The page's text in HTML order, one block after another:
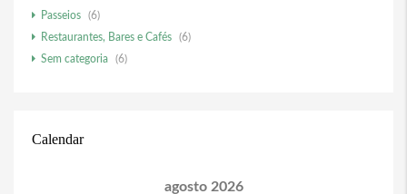
Passeios
(6)
Restaurantes, Bares e Cafés
(6)
Sem categoria
(6)
Calendar
agosto 2026